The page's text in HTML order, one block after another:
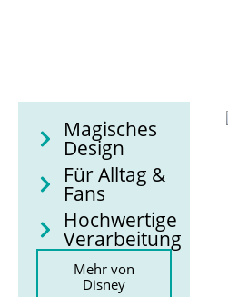
Magisches
Design
Für Alltag &
Fans
Hochwertige
Verarbeitung
Mehr von
Disney